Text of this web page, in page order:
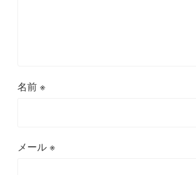
名前 ※
メール ※